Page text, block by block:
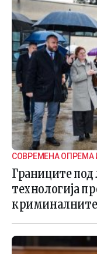
СОВРЕМЕНА ОПРЕМА
ГРАНИЧНАТА
Границите под
технологија